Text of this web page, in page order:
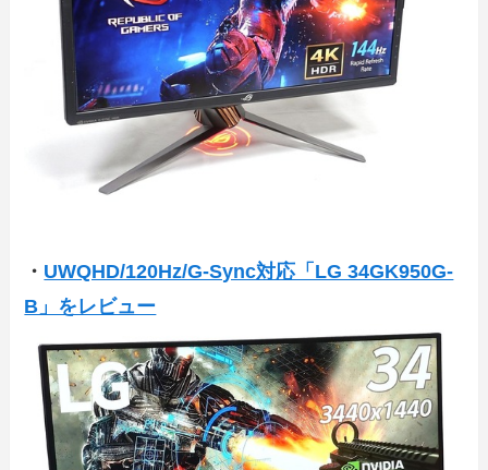
・ UWQHD/120Hz/G-Sync対応「LG 34GK950G-
B」をレビュー